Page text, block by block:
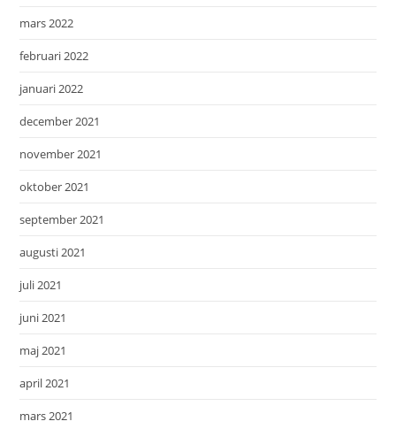
mars 2022
februari 2022
januari 2022
december 2021
november 2021
oktober 2021
september 2021
augusti 2021
juli 2021
juni 2021
maj 2021
april 2021
mars 2021